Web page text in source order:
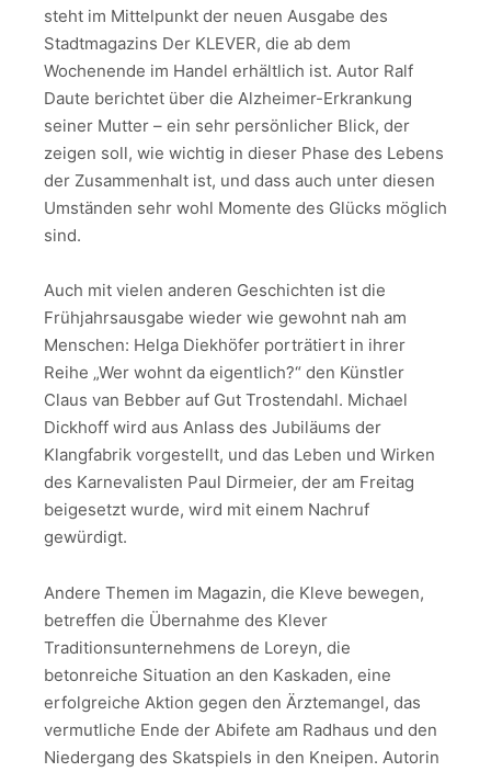
steht im Mittelpunkt der neuen Ausgabe des
Stadtmagazins Der KLEVER, die ab dem
Wochenende im Handel erhältlich ist. Autor Ralf
Daute berichtet über die Alzheimer-Erkrankung
seiner Mutter – ein sehr persönlicher Blick, der
zeigen soll, wie wichtig in dieser Phase des Lebens
der Zusammenhalt ist, und dass auch unter diesen
Umständen sehr wohl Momente des Glücks möglich
sind.
Auch mit vielen anderen Geschichten ist die
Frühjahrsausgabe wieder wie gewohnt nah am
Menschen: Helga Diekhöfer porträtiert in ihrer
Reihe „Wer wohnt da eigentlich?“ den Künstler
Claus van Bebber auf Gut Trostendahl. Michael
Dickhoff wird aus Anlass des Jubiläums der
Klangfabrik vorgestellt, und das Leben und Wirken
des Karnevalisten Paul Dirmeier, der am Freitag
beigesetzt wurde, wird mit einem Nachruf
gewürdigt.
Andere Themen im Magazin, die Kleve bewegen,
betreffen die Übernahme des Klever
Traditionsunternehmens de Loreyn, die
betonreiche Situation an den Kaskaden, eine
erfolgreiche Aktion gegen den Ärztemangel, das
vermutliche Ende der Abifete am Radhaus und den
Niedergang des Skatspiels in den Kneipen. Autorin